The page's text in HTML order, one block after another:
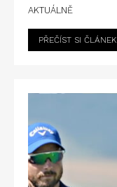
AKTUÁLNĚ
PŘEČÍST SI ČLÁNEK